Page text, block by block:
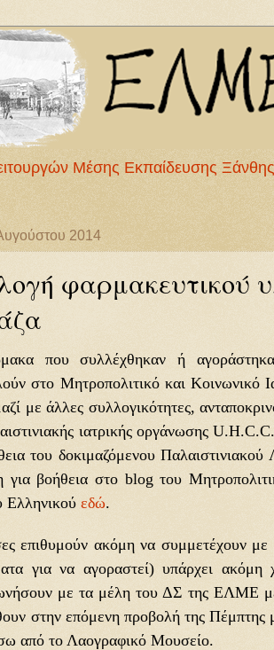
Μέσης Εκπαίδευσης Ξάνθης
2014
φαρμακευτικού
που συλλέχθηκαν ή
στο Μητροπολιτικό και Κοινωνικό
με άλλες συλλογικότητες,
ιατρικής οργάνωσης
του δοκιμαζόμενου
για βοήθεια στο blog του
Ελληνικού εδώ.
επιθυμούν ακόμη να συμμετέχουν με
για να αγοραστεί) υπάρχει ακόμη
με τα μέλη του ΔΣ της ΕΛΜΕ
στην επόμενη προβολή της Πέμπτης
από το Λαογραφικό Μουσείο.